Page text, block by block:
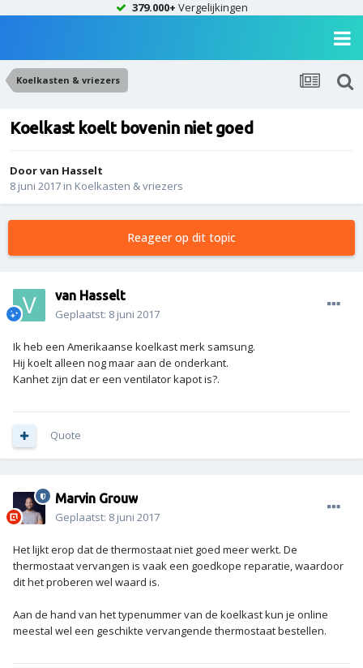
379.000+ Vergelijkingen
Koelkasten & vriezers
Koelkast koelt bovenin niet goed
Doorvan Hasselt
8 juni 2017 in Koelkasten & vriezers
Reageer op dit topic
van Hasselt
Geplaatst: 8 juni 2017
Ik heb een Amerikaanse koelkast merk samsung.
Hij koelt alleen nog maar aan de onderkant.
Kanhet zijn dat er een ventilator kapot is?.
Quote
Marvin Grouw
Geplaatst: 8 juni 2017
Het lijkt erop dat de thermostaat niet goed meer werkt. De
thermostaat vervangen is vaak een goedkope reparatie, waardoor
dit het proberen wel waard is.
Aan de hand van het typenummer van de koelkast kun je online
meestal wel een geschikte vervangende thermostaat bestellen.